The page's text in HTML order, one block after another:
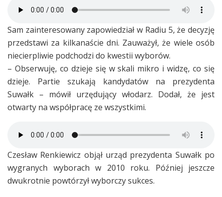
Sam zainteresowany zapowiedział w Radiu 5, że decyzję
przedstawi za kilkanaście dni. Zauważył, że wiele osób
niecierpliwie podchodzi do kwestii wyborów.
– Obserwuję, co dzieje się w skali mikro i widzę, co się
dzieje. Partie szukają kandydatów na prezydenta
Suwałk – mówił urzędujący włodarz. Dodał, że jest
otwarty na współpracę ze wszystkimi.
Czesław Renkiewicz objął urząd prezydenta Suwałk po
wygranych wyborach w 2010 roku. Później jeszcze
dwukrotnie powtórzył wyborczy sukces.